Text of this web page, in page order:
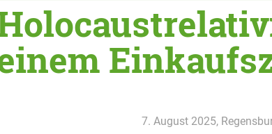
7. August 2025,